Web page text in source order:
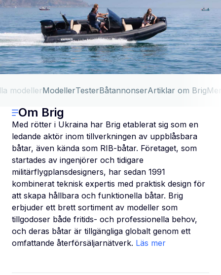
modellerModellerTesterBåtannonserArtiklar om Brig
Om Brig
Med rötter i Ukraina har Brig etablerat sig som en
ledande aktör inom tillverkningen av uppblåsbara
båtar, även kända som RIB-båtar. Företaget, som
startades av ingenjörer och tidigare
militärflygplansdesigners, har sedan 1991
kombinerat teknisk expertis med praktisk design för
att skapa hållbara och funktionella båtar. Brig
erbjuder ett brett sortiment av modeller som
tillgodoser både fritids- och professionella behov,
och deras båtar är tillgängliga globalt genom ett
omfattande återförsäljarnätverk. Läs mer